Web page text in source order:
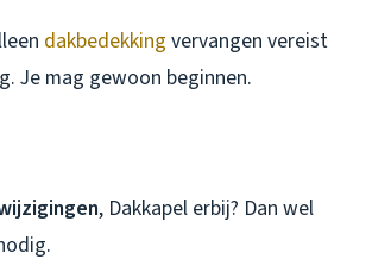
dakbedekking vervangen vereist
Je mag gewoon beginnen.
, Dakkapel erbij? Dan wel